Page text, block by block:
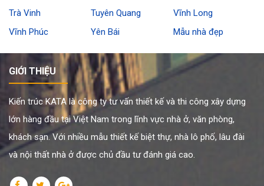
Trà Vinh
Tuyên Quang
Vĩnh Long
Vĩnh Phúc
Yên Bái Mẫu nhà đẹp
GIỚI THIỆU
Kiến trúc KATA là công ty tư vấn thiết kế và thi công xây dựng
lớn hàng đầu tại Việt Nam trong lĩnh vực nhà ở, văn phòng,
khách sạn. Với nhiều mẫu thiết kế biệt thự, nhà lô phố, lâu đài
và nội thất nhà ở được chủ đầu tư đánh giá cao.